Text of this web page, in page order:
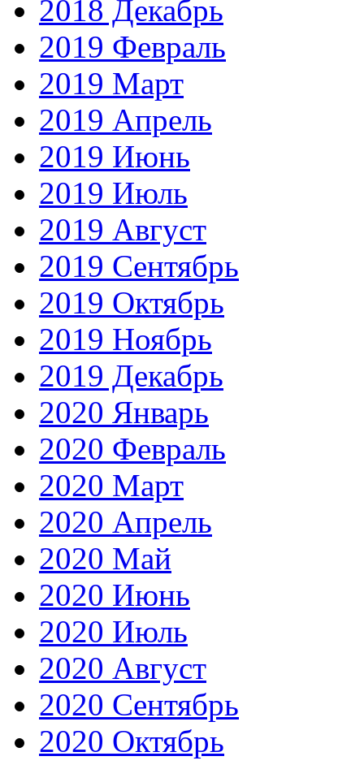
2018 Декабрь
2019 Февраль
2019 Март
2019 Апрель
2019 Июнь
2019 Июль
2019 Август
2019 Сентябрь
2019 Октябрь
2019 Ноябрь
2019 Декабрь
2020 Январь
2020 Февраль
2020 Март
2020 Апрель
2020 Май
2020 Июнь
2020 Июль
2020 Август
2020 Сентябрь
2020 Октябрь